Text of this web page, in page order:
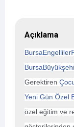
Açıklama
Gerektiren
Yeni Gün Özel
özel eğitim ve